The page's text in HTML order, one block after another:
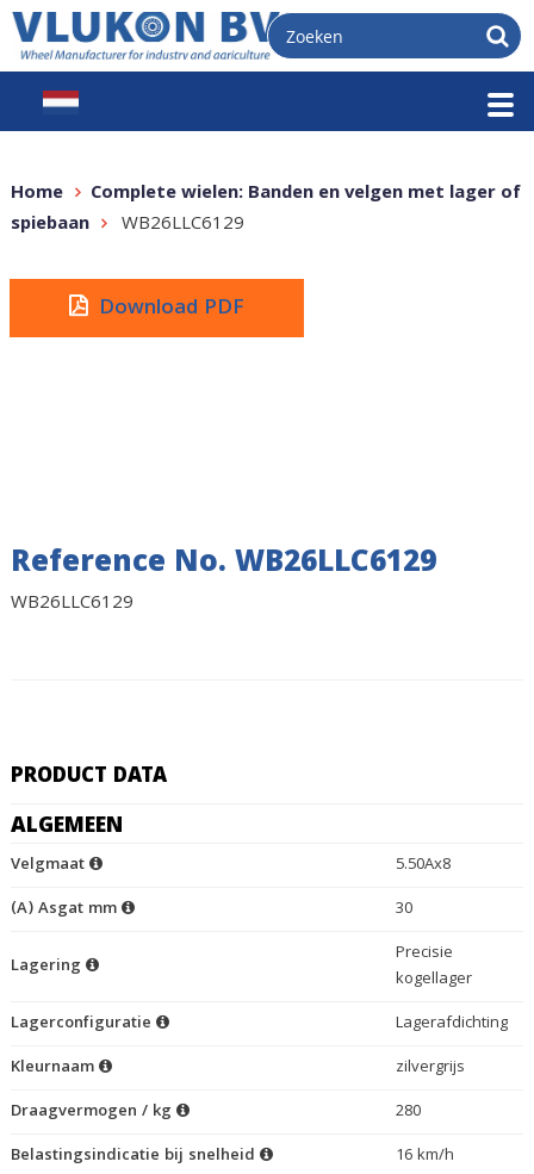
Home
Complete wielen: Banden en velgen met lager of
spiebaan
WB26LLC6129
Download PDF
Reference No. WB26LLC6129
WB26LLC6129
PRODUCT DATA
ALGEMEEN
Velgmaat
5.50Ax8
(A) Asgat mm
30
Lagering
Precisie
kogellager
Lagerconfiguratie
Lagerafdichting
Kleurnaam
zilvergrijs
Draagvermogen / kg
280
Belastingsindicatie bij snelheid
16 km/h